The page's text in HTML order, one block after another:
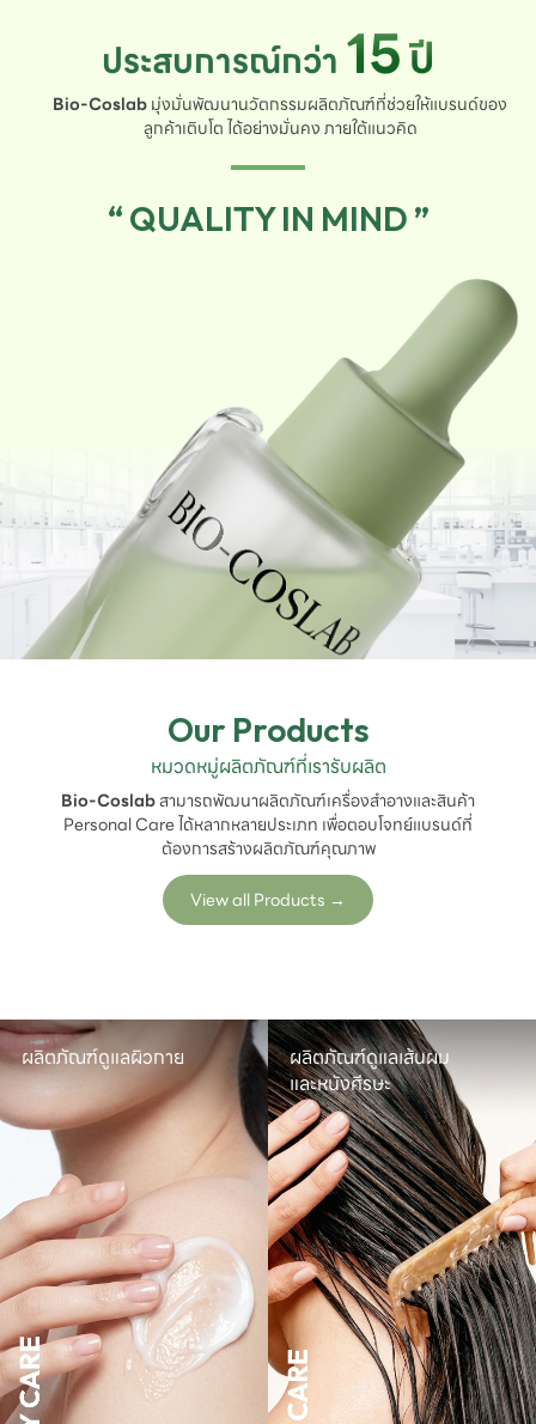
ประสบการณ์กว่า 15ปี
Bio-Coslabมุ่งมั่นพัฒนานวัตกรรมผลิตภัณฑ์ที่ช่วยให้แบรนด์ของ
ลูกค้าเติบโต ได้อย่างมั่นคง ภายใต้แนวคิด
“ QUALITY IN MIND ”
Our Products
หมวดหมู่ผลิตภัณฑ์ที่เรารับผลิต
Bio-Coslabสามารถพัฒนาผลิตภัณฑ์เครื่องสำอางและสินค้า
Personal Care ได้หลากหลายประเภท เพื่อตอบโจทย์แบรนด์ที่
ต้องการสร้างผลิตภัณฑ์คุณภาพ
View all Products →
ผลิตภัณฑ์ดูแลผิวกาย
ผลิตภัณฑ์ดูแลเส้นผม
และหนังศีรษะ